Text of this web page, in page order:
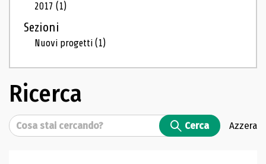
2017(1)
Sezioni
Nuovi progetti(1)
Ricerca
Cerca Cerca Azzera